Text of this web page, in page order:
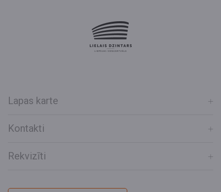
Lapas karte
Kontakti
Rekvizīti